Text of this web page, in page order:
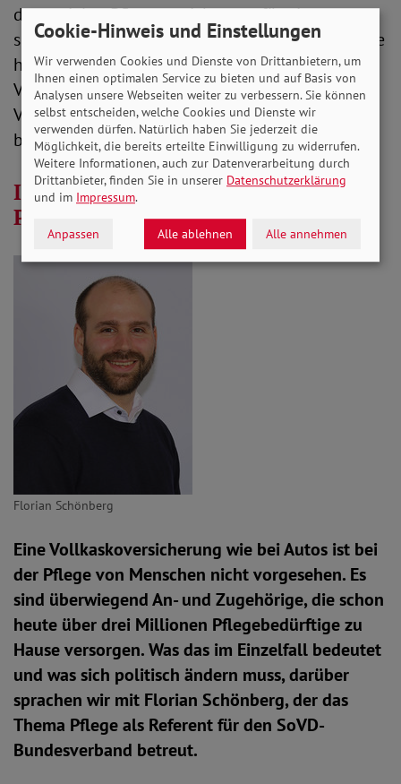
der sozialen Pflegeversicherung für eine
solidarische Bürgerversicherung aus. Durch diese
hätten alle Bürger*innen den gleichen
Versicherungsschutz sowie unter den gleichen
Voraussetzungen auch Zugang zu den
benötigten Leistungen.
Interview: „Ohne Angehörige wäre
Pflege undenkbar“
Florian Schönberg
Eine Vollkaskoversicherung wie bei Autos ist bei
der Pflege von Menschen nicht vorgesehen. Es
sind überwiegend An- und Zugehörige, die schon
heute über drei Millionen Pflegebedürftige zu
Hause versorgen. Was das im Einzelfall bedeutet
und was sich politisch ändern muss, darüber
sprachen wir mit Florian Schönberg, der das
Thema Pflege als Referent für den SoVD-
Bundesverband betreut.
Cookie-Hinweis und Einstellungen
Wir verwenden Cookies und Dienste von Drittanbietern, um
Ihnen einen optimalen Service zu bieten und auf Basis von
Analysen unsere Webseiten weiter zu verbessern. Sie können
selbst entscheiden, welche Cookies und Dienste wir
verwenden dürfen. Natürlich haben Sie jederzeit die
Möglichkeit, die bereits erteilte Einwilligung zu widerrufen.
Weitere Informationen, auch zur Datenverarbeitung durch
Drittanbieter, finden Sie in unserer Datenschutzerklärung
und im Impressum.
Anpassen Alle ablehnen Alle annehmen